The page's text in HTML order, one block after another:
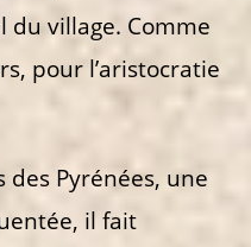
village. Comme
pour l’aristocratie
Pyrénées, une
il fait